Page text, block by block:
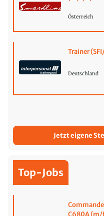
Österreich
Trainer
Deutschland
Jetzt eigene
Top-Jobs